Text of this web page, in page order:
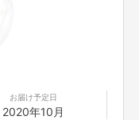
3151007015008031/
い文化を作りた
お届け予定日
2020年10月